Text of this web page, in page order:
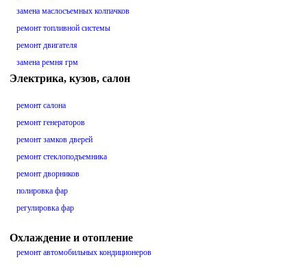
замена маслосъемных колпачков
ремонт топливной системы
ремонт двигателя
замена ремня грм
Электрика, кузов, салон
ремонт салона
ремонт генераторов
ремонт замков дверей
ремонт стеклоподъемника
ремонт дворников
полировка фар
регулировка фар
Охлаждение и отопление
ремонт автомобильных кондиционеров